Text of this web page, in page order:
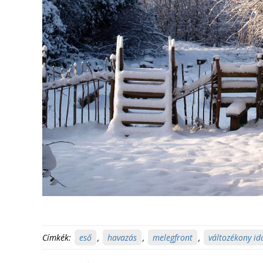
Címkék: eső , havazás , melegfront , változékony